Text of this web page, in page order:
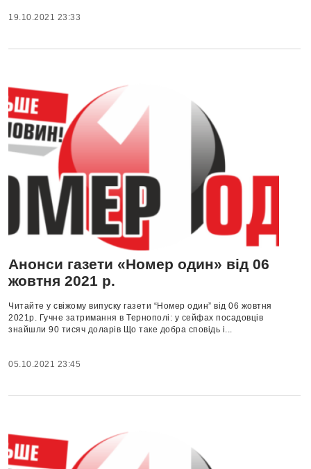
19.10.2021 23:33
Анонси газети «Номер один» від 06
жовтня 2021 р.
Читайте у свіжому випуску газети “Номер один” від 06 жовтня
2021р. Гучне затримання в Тернополі: у сейфах посадовців
знайшли 90 тисяч доларів Що таке добра сповідь і...
05.10.2021 23:45